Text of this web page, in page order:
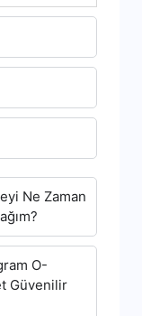
Ne Zaman
O-
Güvenilir